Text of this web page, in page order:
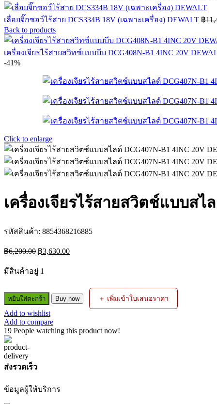
เลื่อยจิ๊กซอว์ไร้สาย DCS334B 18V (เฉพาะเครื่อง) DEWALT ฿
Back to products
เครื่องเจียรไร้สายสวิทซ์แบบบีบ DCG408N-B1 4INC 20V
-41%
Click to enlarge
เครื่องเจียรไร้สายสวิตช์แบบสไ
รหัสสินค้า: 8854368216885
฿6,200.00 Original
price
was:
฿6,200.00.
฿3,630.00Current
price
มีสินค้าอยู่ 1
จำนวน
เครื่อง
เจียร
ไร้
สาย
สวิตช์
แบบ
DCG407N-
B1
หยิบใส่ตะกร้า Buy now ＋ เพิ่มเข้าใบเสนอราคา
Add to wishlist
Add to compare
19 People watching this product now!
ส่งรวดเร็ว
ข้อมูลผู้ให้บริการ